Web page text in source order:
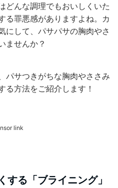
どんな調理でもおいしくいた
る罪悪感がありますよね。カ
にして、パサパサの胸肉やさ
ませんか？
パサつきがちな胸肉やささみ
る方法をご紹介します！
link
する「ブライニング」